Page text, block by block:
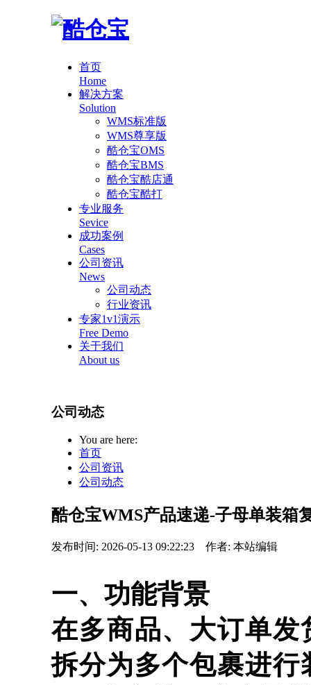
首页
Home
解决方案
Solution
WMS标准版
WMS尊享版
酷仓宝OMS
酷仓宝BMS
酷仓宝酷店通
酷仓宝酷打
专业服务
Sevice
成功案例
Cases
公司资讯
News
公司动态
行业资讯
专家1v1演示
Free Demo
关于我们
About us
公司动态
You are here:
首页
公司资讯
公司动态
酷仓宝WMS产品速递-子母单装箱
发布时间: 2026-05-13 09:22:23 作者: 本站编辑
一、功能背景
在多商品、大订单
拆分为多个包裹进